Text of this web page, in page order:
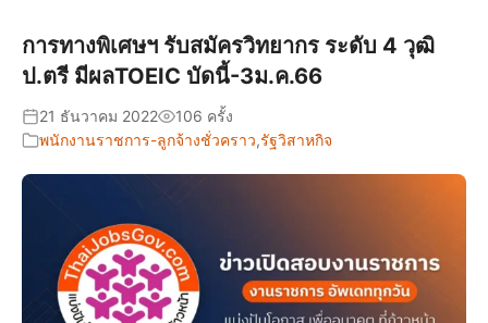
การทางพิเศษฯ รับสมัครวิทยากร ระดับ 4 วุฒิ
ป.ตรี มีผลTOEIC บัดนี้-3ม.ค.66
21 ธันวาคม 2022
106 ครั้ง
พนักงานราชการ-ลูกจ้างชั่วคราว,รัฐวิสาหกิจ